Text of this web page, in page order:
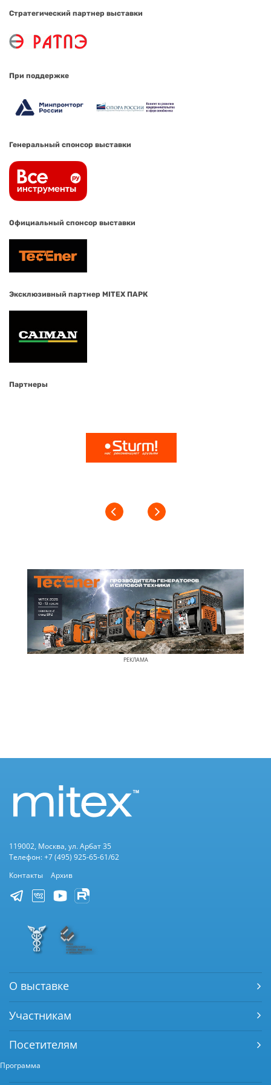
Стратегический партнер выставки
При поддержке
Генеральный спонсор выставки
Официальный спонсор выставки
Эксклюзивный партнер MITEX ПАРК
Партнеры
РЕКЛАМА
119002, Москва, ул. Арбат 35
Телефон: +7 (495) 925-65-61/62
Контакты
Архив
О выставке
Участникам
Посетителям
Программа